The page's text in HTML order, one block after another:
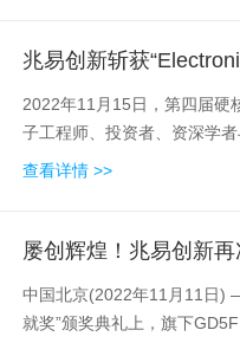
兆易创新斩获
2022年11月15日，第四届硬
子工程师、投资者、资深学
查看详情 >>
屡创辉煌！兆易创新
中国北京(2022年11月11日) — 业界领先的半导体器件供
就奖”颁奖典礼上，旗下